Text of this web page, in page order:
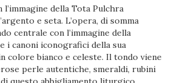
l’immagine della Tota Pulchra
e seta. L’opera, di somma
centrale con l’immagine della
i canoni iconografici della sua
colore bianco e celeste. Il tondo viene
perle autentiche, smeraldi, rubini